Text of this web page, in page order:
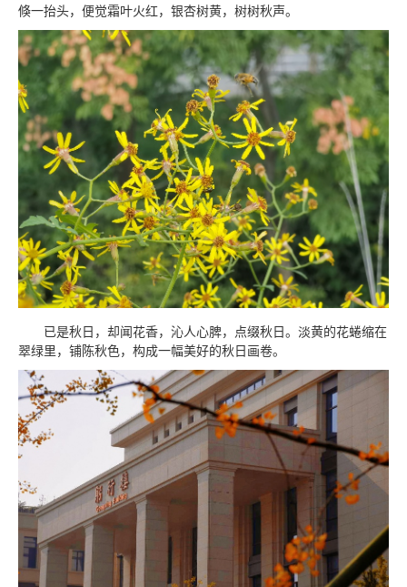
倏一抬头，便觉霜叶火红，银杏树黄，树树秋声。
已是秋日，却闻花香，沁人心脾，点缀秋日。淡黄的花蜷缩在
翠绿里，铺陈秋色，构成一幅美好的秋日画卷。